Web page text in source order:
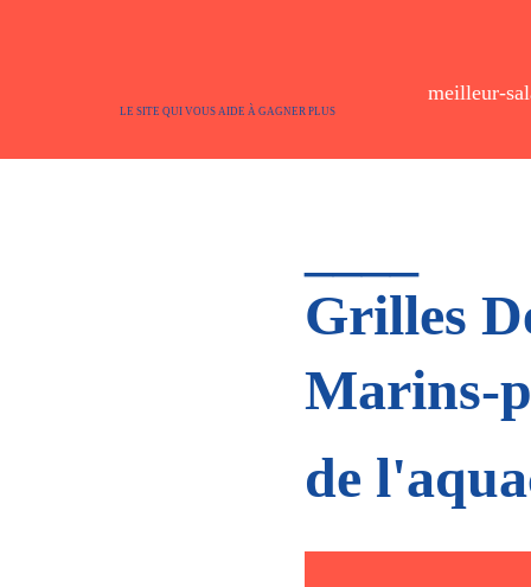
meilleur-
LE SITE QUI VOUS AIDE À GAGNER PLUS
Grilles
Marins-
de